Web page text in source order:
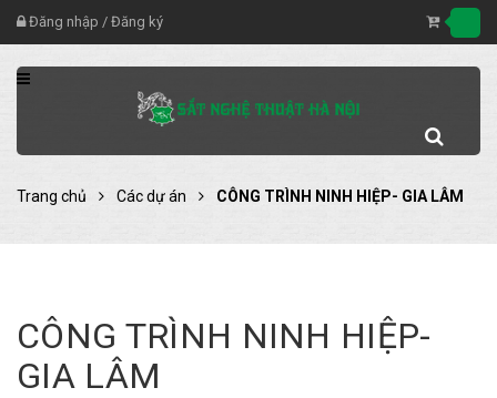
Đăng nhập / Đăng ký
Trang chủ Các dự án CÔNG TRÌNH NINH HIỆP- GIA LÂM
CÔNG TRÌNH NINH HIỆP-
GIA LÂM